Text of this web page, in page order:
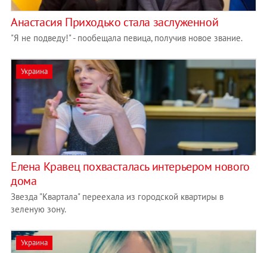
Анастасия Приходько стала заслуженной
"Я не подведу!" - пообещала певица, получив новое звание.
Украина
Елена Кравец похвасталась интерьером нового
дома
Звезда "Квартала" переехала из городской квартиры в
зеленую зону.
Украина